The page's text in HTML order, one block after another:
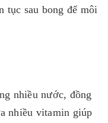
tục sau bong để môi
nhiều nước, đồng
nhiều vitamin giúp